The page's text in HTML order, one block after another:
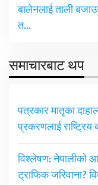
बालेनलाई ताली
त…
समाचारबाट थप
पत्रकार मातृका
प्रकरणलाई
विश्लेषण: नेपालीको
ट्राफिक जरिवाना?